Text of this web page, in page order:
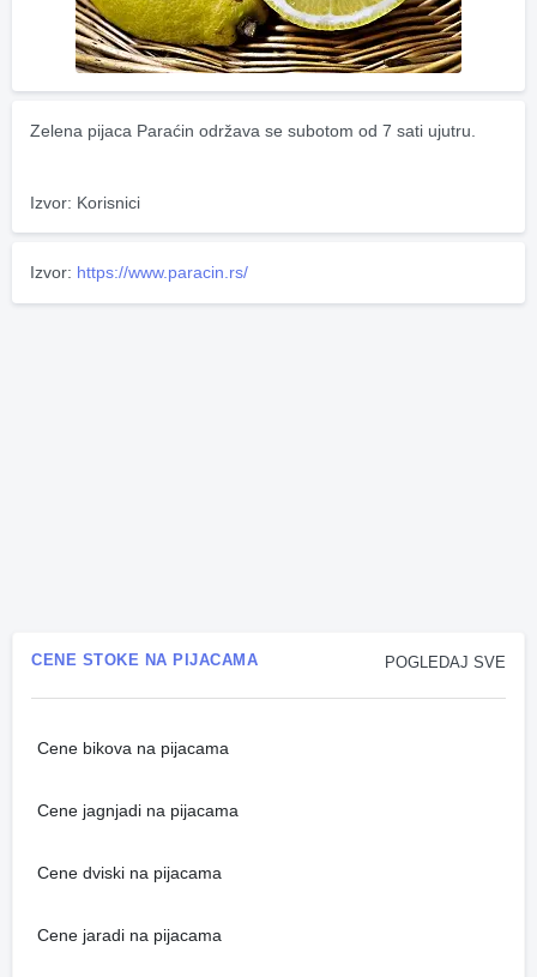
Zelena pijaca Paraćin održava se subotom od 7 sati ujutru.
Izvor: Korisnici
Izvor: https://www.paracin.rs/
POGLEDAJ SVE
CENE STOKE NA PIJACAMA
Cene bikova na pijacama
Cene jagnjadi na pijacama
Cene dviski na pijacama
Cene jaradi na pijacama